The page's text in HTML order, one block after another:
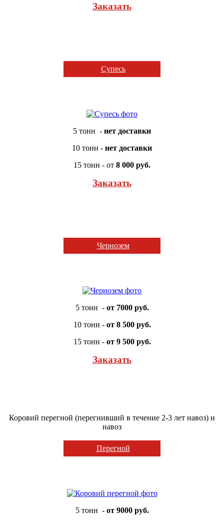
Заказать
Супесь
5 тонн - нет доставки
10 тонн - нет доставки
15 тонн - от 8 000 руб.
Заказать
Чернозем
5 тонн - от 7000 руб.
10 тонн - от 8 500 руб.
15 тонн - от 9 500 руб.
Заказать
Коровий перегной (перегнивший в течение 2-3 лет навоз) и
навоз
Перегной
5 тонн - от 9000 руб.